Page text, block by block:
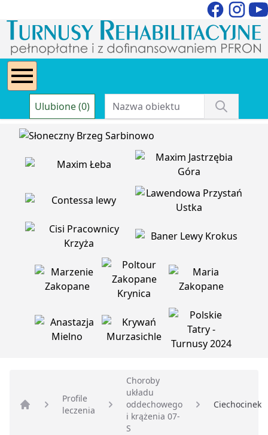
Ulubione (0)
Strona główna
Profile
leczenia
Choroby
układu
oddechowego
i krążenia 07-
S
Ciechocinek